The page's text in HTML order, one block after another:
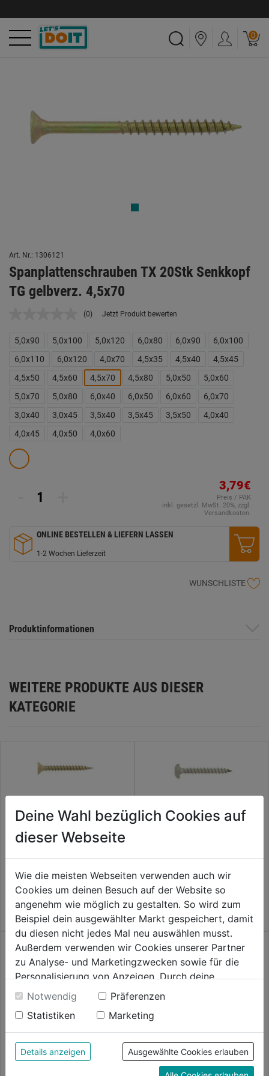
0
Art. Nr.: 1306121
Spanplattenschrauben TX 20Stk Senkkopf
TG gelbverz. 4,5x70
Kein
Link
auf
derselben
Seite.
(0) Jetzt Produkt bewerten
5,0x90 5,0x100 5,0x120 6,0x80 6,0x90
6,0x100
6,0x110
6,0x120 4,0x70 4,5x35 4,5x40
4,5x45
4,5x50
4,5x60 4,5x70 4,5x80 5,0x50
5,0x60
5,0x70
5,0x80 6,0x40 6,0x50 6,0x60
6,0x70
3,0x40
3,0x45 3,5x40 3,5x45 3,5x50
4,0x40
4,0x45
4,0x50 4,0x60
3,79€
Preis / PAK
inkl. gesetzl. MwSt. 20%, zzgl.
Versandkosten.
ONLINE BESTELLEN & LIEFERN LASSEN
1-2 Wochen Lieferzeit
WUNSCHLISTE
Produktinformationen
WEITERE PRODUKTE AUS DIESER
KATEGORIE
Spanplattenschrauben TX VG
gverz. Senkkopf
0.0 (0)
von
Sternen.
4,19€
Spanplattenschrauben TX
0.0 (0)
von
5
Sternen.
4,59€
Spanplattenschrauben TX TG
gverz. Senkkopf
0.0 (0)
0.0
8,99€
Deine Wahl bezüglich Cookies auf
dieser Webseite
Wie die meisten Webseiten verwenden auch wir
Cookies um deinen Besuch auf der Website so
angenehm wie möglich zu gestalten. So wird zum
Beispiel dein ausgewählter Markt gespeichert, damit
du diesen nicht jedes Mal neu auswählen musst.
Außerdem verwenden wir Cookies unserer Partner
zu Analyse- und Marketingzwecken sowie für die
Personalisierung von Anzeigen. Durch deine
Einwilligung werden die Daten von Drittanbieter,
unter anderem auch in den USA, verarbeitet.
Durch Klick auf "Alle Cookies erlauben" stimmst du
der Verwendung aller Cookies zu. Unter "Details
anzeigen" findest du alle Infos zu den
unterschiedlichen Cookies, unter "Cookies
Notwendig
Präferenzen
Statistiken
Marketing
Details anzeigen Ausgewählte Cookies erlauben